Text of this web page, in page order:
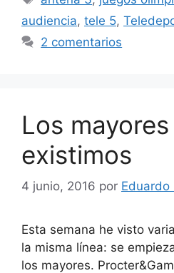
audiencia, tele 5,
2 comentarios
Los
existimos
4 junio, 2016 por Eduardo
Esta semana he visto
la misma línea: se
los mayores.